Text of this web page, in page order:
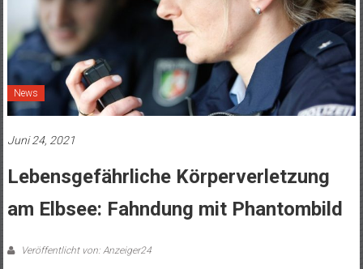
News
Juni 24, 2021
Lebensgefährliche Körperverletzung
am Elbsee: Fahndung mit Phantombild
Veröffentlicht von: Anzeiger24